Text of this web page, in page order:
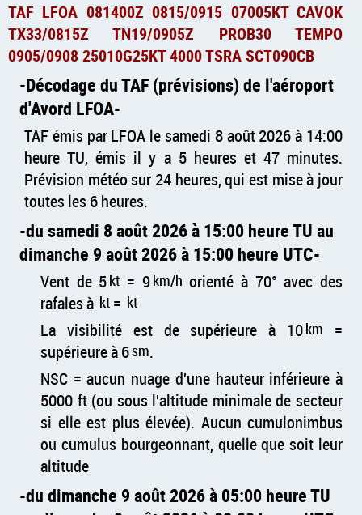
TAF LFOA 081400Z 0815/0915 07005KT CAVOK
TX33/0815Z TN19/0905Z PROB30 TEMPO
0905/0908 25010G25KT 4000 TSRA SCT090CB
Décodage du TAF (prévisions) de l'aéroport
d'Avord LFOA
TAF émis par LFOA le samedi 8 août 2026 à 14:00
heure TU, émis il y a 5 heures et 47 minutes.
Prévision météo sur 24 heures, qui est mise à jour
toutes les 6 heures.
du samedi 8 août 2026 à 15:00 heure TU au
dimanche 9 août 2026 à 15:00 heure UTC
Vent de 5kt = 9km/h orienté à 70° avec des
rafales à kt = kt
La visibilité est de supérieure à 10km
=
supérieure à 6sm.
NSC = aucun nuage d'une hauteur inférieure à
5000 ft (ou sous l'altitude minimale de secteur
si elle est plus élevée). Aucun cumulonimbus
ou cumulus bourgeonnant, quelle que soit leur
altitude
du dimanche 9 août 2026 à 05:00 heure TU